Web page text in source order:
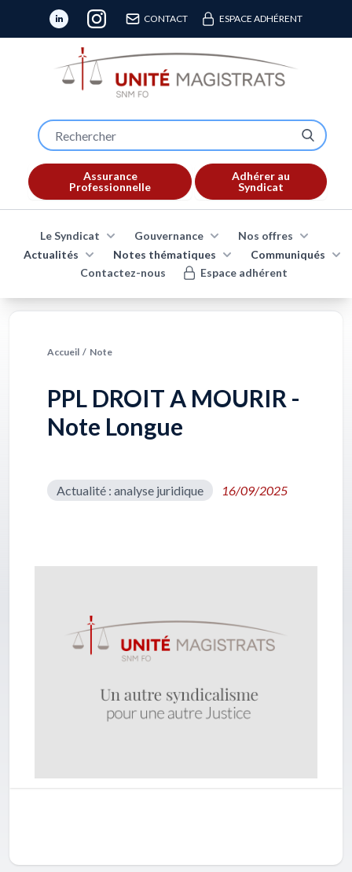
CONTACT ESPACE ADHÉRENT
Assurance
Professionnelle
Adhérer au
Syndicat
Le Syndicat Gouvernance
Nos offres
Actualités
Notes thématiques
Communiqués
Contactez-nous
Espace adhérent
Accueil / Note
PPL DROIT A MOURIR -
Note Longue
Actualité : analyse juridique 16/09/2025